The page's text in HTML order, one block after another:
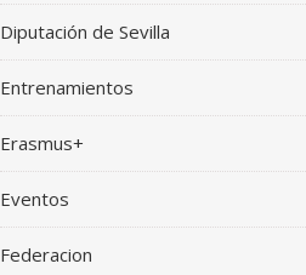
Diputación de Sevilla
Entrenamientos
Erasmus+
Eventos
Federacion